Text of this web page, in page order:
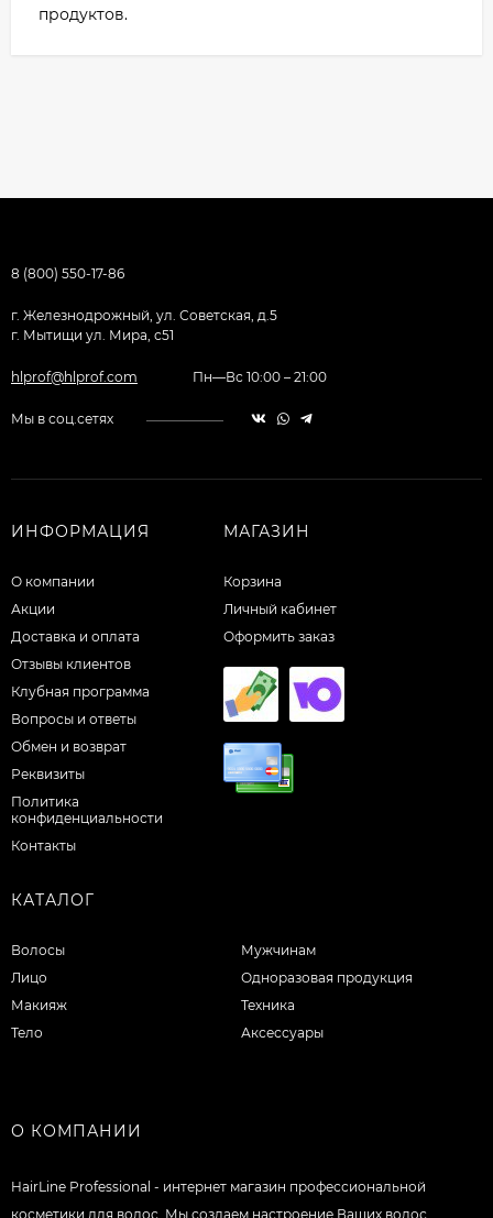
продуктов.
8 (800) 550-17-86
г. Железнодрожный, ул. Советская, д.5
г. Мытищи ул. Мира, с51
hlprof@hlprof.com Пн—Вс 10:00 – 21:00
Мы в соц.сетях
ИНФОРМАЦИЯ
О компании
Акции
Доставка и оплата
Отзывы клиентов
Клубная программа
Вопросы и ответы
Обмен и возврат
Реквизиты
Политика
конфиденциальности
Контакты
МАГАЗИН
Корзина
Личный кабинет
Оформить заказ
КАТАЛОГ
Волосы
Лицо
Макияж
Тело
Мужчинам
Одноразовая продукция
Техника
Аксессуары
О КОМПАНИИ
HairLine Professional - интернет магазин профессиональной
косметики для волос. Мы создаем настроение Ваших волос.